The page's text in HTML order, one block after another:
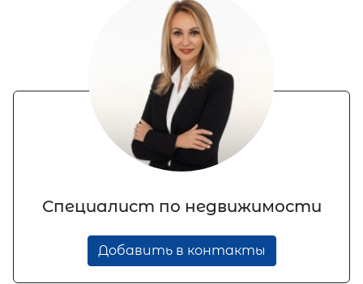
Специалист по недвижимости
Добавить в контакты